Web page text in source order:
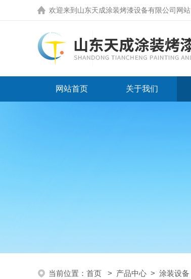
欢迎来到 山东天成涂装烤漆设备有限公司网站
网站首页 关于我们
当前位置： 首页 > 产品中心 > 涂装设备